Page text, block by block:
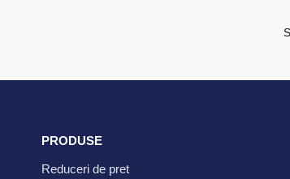
PRODUSE
Reduceri de pret